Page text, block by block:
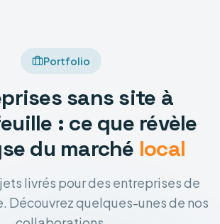
Portfolio
sans site à
: ce que révèle
du marché local
livrés pour des entreprises de
Découvrez quelques-unes de nos